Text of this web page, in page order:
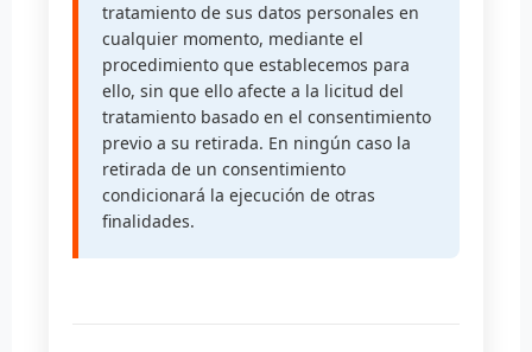
tratamiento de sus datos personales en
cualquier momento, mediante el
procedimiento que establecemos para
ello, sin que ello afecte a la licitud del
tratamiento basado en el consentimiento
previo a su retirada. En ningún caso la
retirada de un consentimiento
condicionará la ejecución de otras
finalidades.